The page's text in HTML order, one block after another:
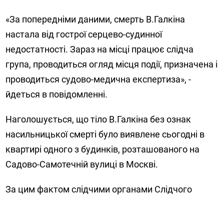
«За попередніми даними, смерть В.Галкіна
настала від гострої серцево-судинної
недостатності. Зараз на місці працює слідча
група, проводиться огляд місця події, призначена і
проводиться судово-медична експертиза», -
йдеться в повідомленні.
Наголошується, що тіло В.Галкіна без ознак
насильницької смерті було виявлене сьогодні в
квартирі одного з будинків, розташованого на
Садово-Самотечній вулиці в Москві.
За цим фактом слідчими органами Слідчого